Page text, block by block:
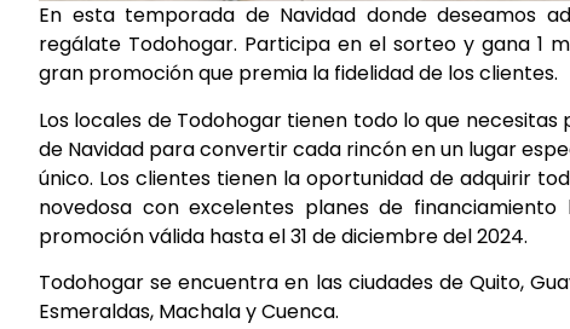
En esta temporada de Navidad donde deseamos
regálate Todohogar. Participa en el sorteo y gana 1
gran promoción que premia la fidelidad de los clientes.
Los locales de Todohogar tienen todo lo que
de Navidad para convertir cada rincón en un lugar
único. Los clientes tienen la oportunidad de adquirir
novedosa con excelentes planes de
promoción válida hasta el 31 de diciembre del 2024.
Todohogar se encuentra en las ciudades de Quito,
Esmeraldas, Machala y Cuenca.